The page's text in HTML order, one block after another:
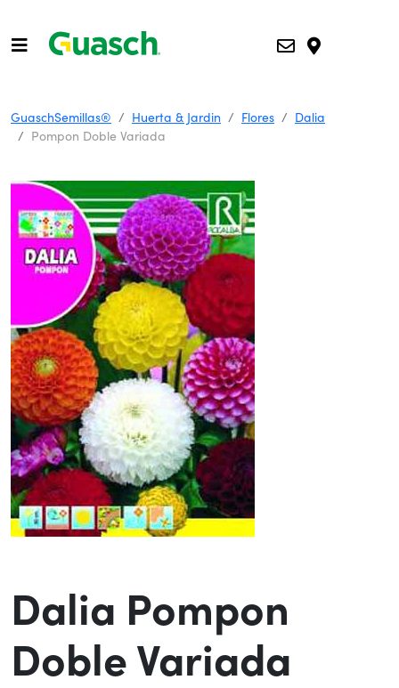
GuaschSemillas® Huerta & Jardin Flores
Dalia
Pompon Doble Variada
Dalia Pompon
Doble Variada